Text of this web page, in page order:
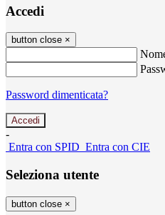
Accedi
button close ×
Password dimenticata?
-
Entra con SPID Entra con CIE
Seleziona utente
button close ×